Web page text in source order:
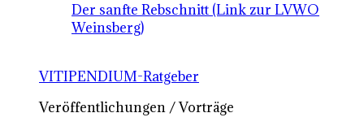
Der sanfte Rebschnitt (Link zur LVWO
Weinsberg)
VITIPENDIUM-Ratgeber
Veröffentlichungen / Vorträge